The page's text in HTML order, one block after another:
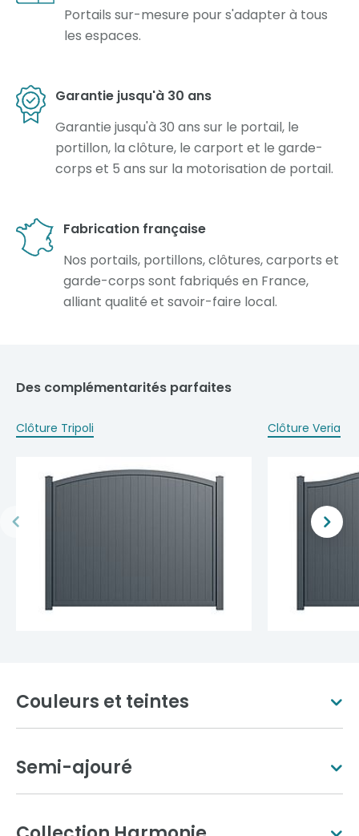
Portails sur-mesure pour s'adapter à tous
les espaces.
Garantie jusqu'à 30 ans
Garantie jusqu'à 30 ans sur le portail, le
portillon, la clôture, le carport et le garde-
corps et 5 ans sur la motorisation de portail.
Fabrication française
Nos portails, portillons, clôtures, carports et
garde-corps sont fabriqués en France,
alliant qualité et savoir-faire local.
Des complémentarités parfaites
Clôture Tripoli Clôture Veria
Couleurs et teintes
Semi-ajouré